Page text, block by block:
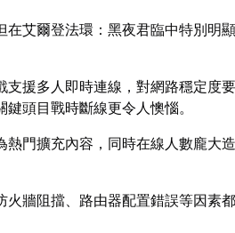
艾爾登法環：黑夜君臨中特別明
援多人即時連線，對網路穩定度
頭目戰時斷線更令人懊惱。
門擴充內容，同時在線人數龐大
牆阻擋、路由器配置錯誤等因素